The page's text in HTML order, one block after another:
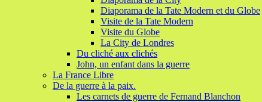
Diaporama de la Tate Modern et du Globe
Visite de la Tate Modern
Visite du Globe
La City de Londres
Du cliché aux clichés
John, un enfant dans la guerre
La France Libre
De la guerre à la paix.
Les carnets de guerre de Fernand Blanchon